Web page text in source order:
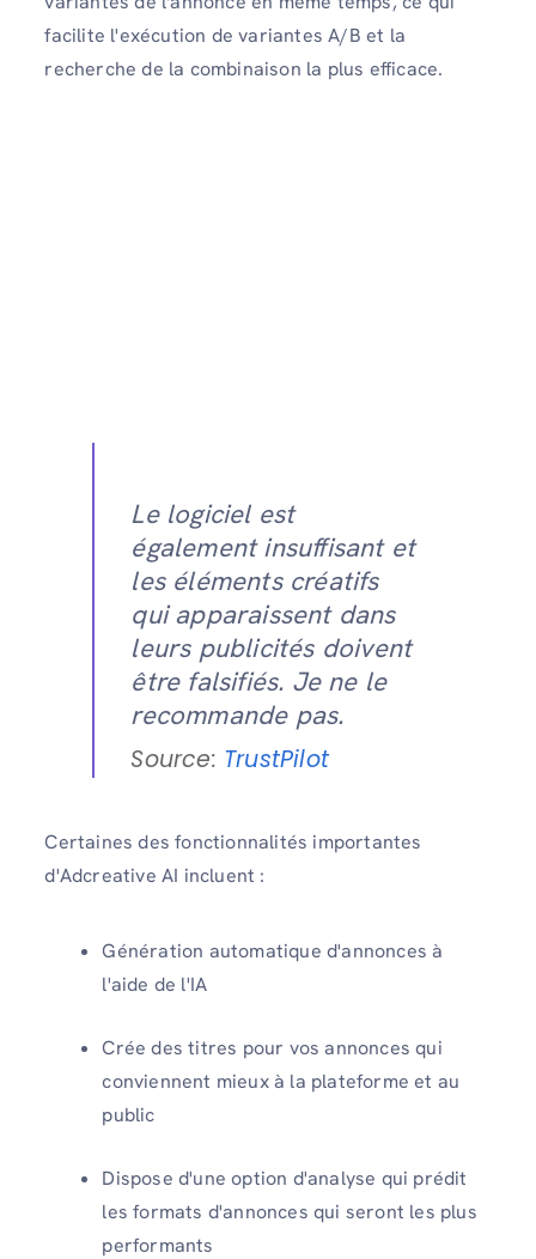
facilite l'exécution de variantes A/B et la
recherche de la combinaison la plus efficace.
Le logiciel est
également insuffisant et
les éléments créatifs
qui apparaissent dans
leurs publicités doivent
être falsifiés. Je ne le
recommande pas.
Source: TrustPilot
Certaines des fonctionnalités importantes
d'Adcreative AI incluent :
Génération automatique d'annonces à
l'aide de l'IA
Crée des titres pour vos annonces qui
conviennent mieux à la plateforme et au
public
Dispose d'une option d'analyse qui prédit
les formats d'annonces qui seront les plus
performants